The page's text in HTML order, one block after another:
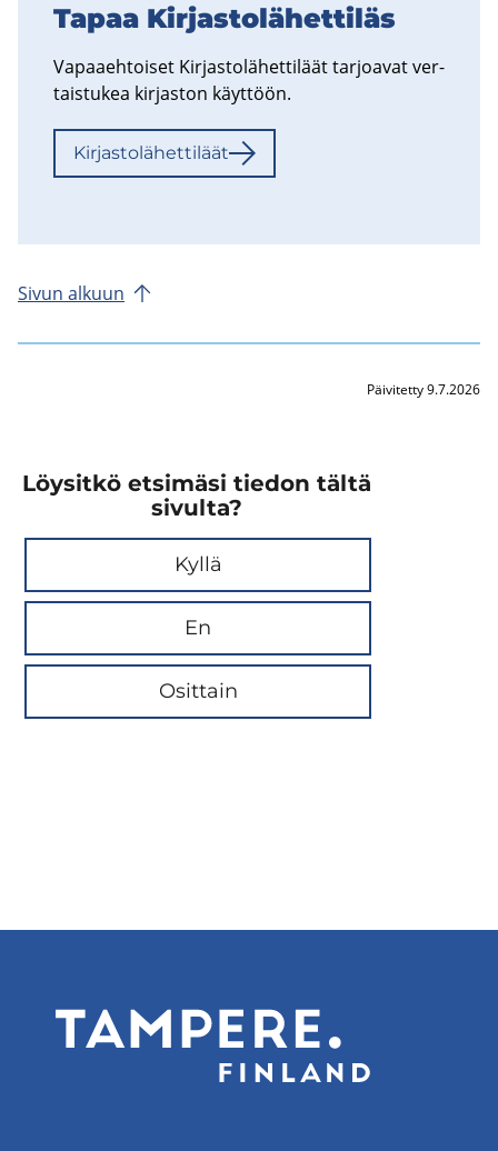
Tapaa Kir­jas­to­lä­het­ti­läs
Va­paa­eh­toi­set Kir­jas­to­lä­het­ti­läät tar­joa­vat ver­
tais­tu­kea kir­jas­ton käyt­töön.
Kir­jas­to­lä­het­ti­läät
Sivun al­kuun
Päivitetty 9.7.2026
Löysitkö etsimäsi tiedon tältä
sivulta?
Kyllä
En
Osittain